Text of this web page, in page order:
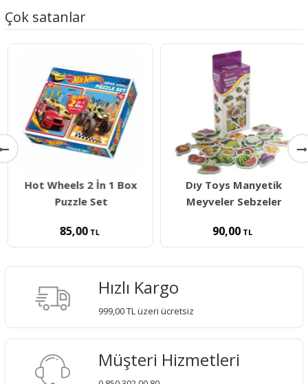
Çok satanlar
Hot Wheels 2 İn 1 Box
Puzzle Set
85,00TL
Dıy Toys Manyetik
Meyveler Sebzeler
90,00TL
Hızlı Kargo
999,00 TL üzeri ücretsiz
Müşteri Hizmetleri